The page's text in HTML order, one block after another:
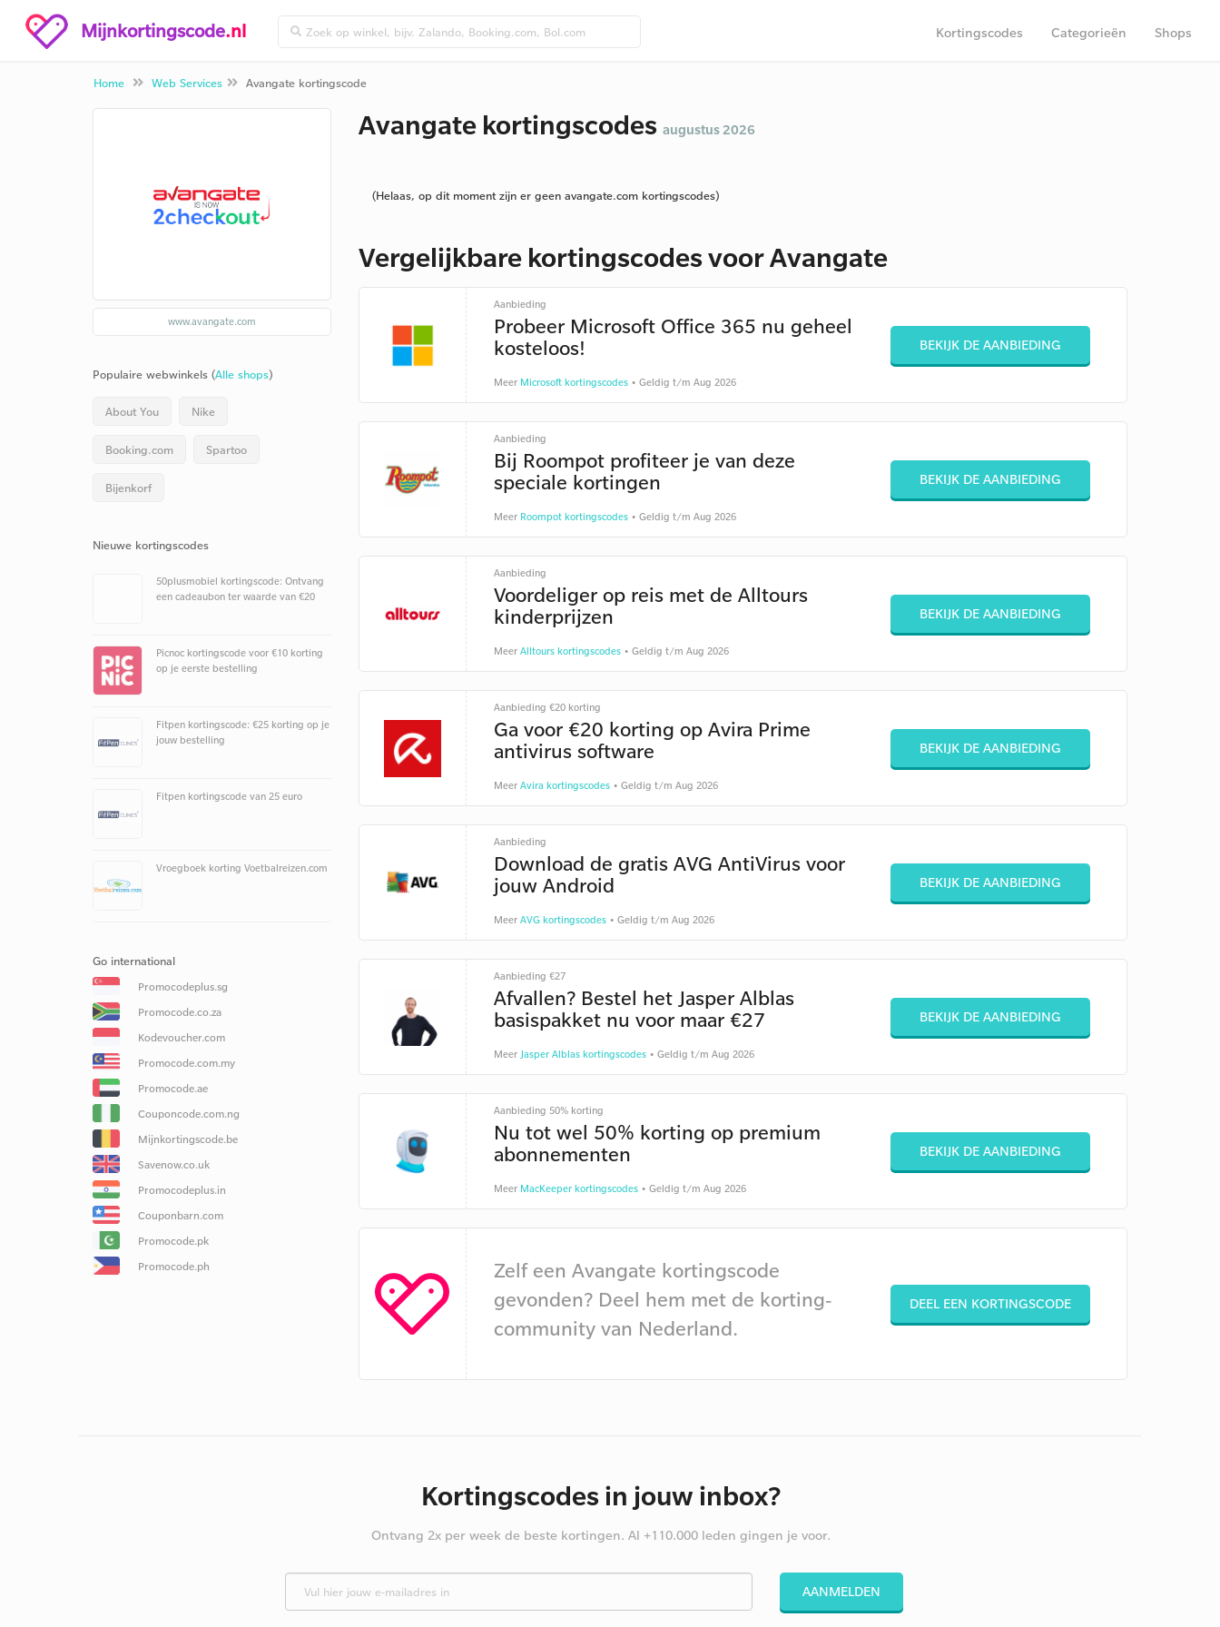
Mijnkortingscode.nl Kortingscodes Categorieën Shops
Home Web Services Avangate kortingscode
Avangate kortingscodes augustus 2026
(Helaas, op dit moment zijn er geen avangate.com kortingscodes)
Vergelijkbare kortingscodes voor Avangate
Aanbieding
Probeer Microsoft Office 365 nu geheel
kosteloos!
Meer Microsoft kortingscodes• Geldig t/m Aug 2026
BEKIJK DE AANBIEDING
Aanbieding
Bij Roompot profiteer je van deze
speciale kortingen
Meer Roompot kortingscodes• Geldig t/m Aug 2026
BEKIJK DE AANBIEDING
Aanbieding
Voordeliger op reis met de Alltours
kinderprijzen
Meer Alltours kortingscodes• Geldig t/m Aug 2026
BEKIJK DE AANBIEDING
Aanbieding €20 korting
Ga voor €20 korting op Avira Prime
antivirus software
Meer Avira kortingscodes• Geldig t/m Aug 2026
BEKIJK DE AANBIEDING
Aanbieding
Download de gratis AVG AntiVirus voor
jouw Android
Meer AVG kortingscodes• Geldig t/m Aug 2026
BEKIJK DE AANBIEDING
Aanbieding €27
Afvallen? Bestel het Jasper Alblas
basispakket nu voor maar €27
Meer Jasper Alblas kortingscodes• Geldig t/m Aug 2026
BEKIJK DE AANBIEDING
Aanbieding 50% korting
Nu tot wel 50% korting op premium
abonnementen
Meer MacKeeper kortingscodes• Geldig t/m Aug 2026
BEKIJK DE AANBIEDING
Zelf een Avangate kortingscode
gevonden? Deel hem met de korting-
community van Nederland.
DEEL EEN KORTINGSCODE
www.avangate.com
Populaire webwinkels (Alle shops)
About You Nike
Booking.com Spartoo
Bijenkorf
Nieuwe kortingscodes
50plusmobiel kortingscode: Ontvang
een cadeaubon ter waarde van €20
Picnoc kortingscode voor €10 korting
op je eerste bestelling
Fitpen kortingscode: €25 korting op je
jouw bestelling
Fitpen kortingscode van 25 euro
Vroegboek korting Voetbalreizen.com
Go international
Promocodeplus.sg
Promocode.co.za
Kodevoucher.com
Promocode.com.my
Promocode.ae
Couponcode.com.ng
Mijnkortingscode.be
Savenow.co.uk
Promocodeplus.in
Couponbarn.com
Promocode.pk
Promocode.ph
Kortingscodes in jouw inbox?
Ontvang 2x per week de beste kortingen. Al +110.000 leden gingen je voor.
AANMELDEN